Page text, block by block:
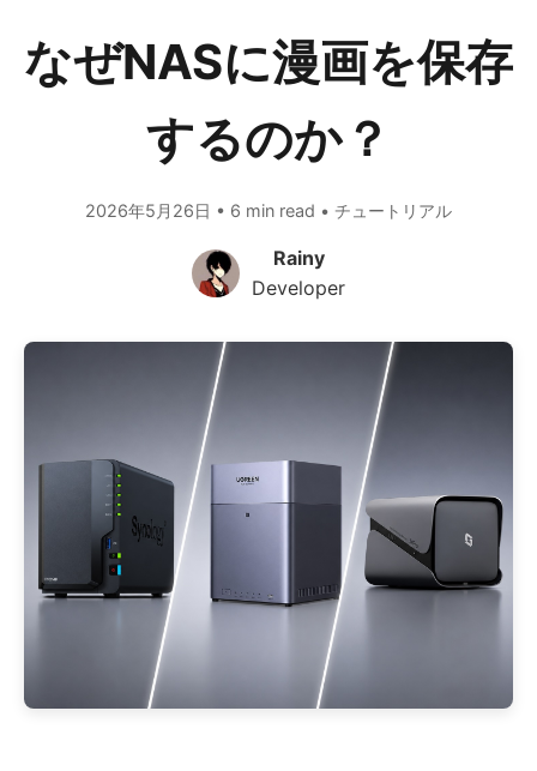
なぜNASに漫画を保存
するのか？
2026年5月26日 • 6 min read • チュートリアル
Rainy
Developer